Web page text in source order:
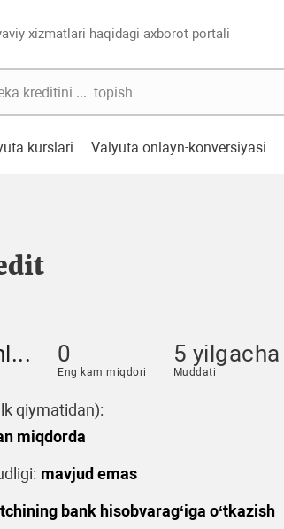
xizmatlari haqidagi axborot portali
kurslari Valyuta onlayn-konversiyasi
0
Eng kam miqdori
5 yilgacha
Muddati
qiymatidan):
miqdorda
mavjud emas
bank hisobvarag‘iga o‘tkazish